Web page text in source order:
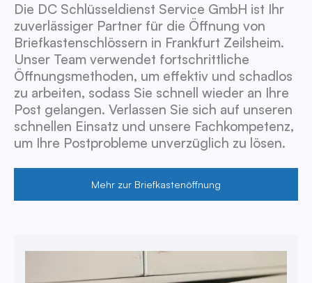
Die DC Schlüsseldienst Service GmbH ist Ihr
zuverlässiger Partner für die Öffnung von
Briefkastenschlössern in Frankfurt Zeilsheim.
Unser Team verwendet fortschrittliche
Öffnungsmethoden, um effektiv und schadlos
zu arbeiten, sodass Sie schnell wieder an Ihre
Post gelangen. Verlassen Sie sich auf unseren
schnellen Einsatz und unsere Fachkompetenz,
um Ihre Postprobleme unverzüglich zu lösen.
Mehr zur Briefkastenöffnung